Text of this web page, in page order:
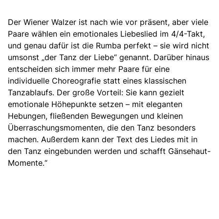
Der Wiener Walzer ist nach wie vor präsent, aber viele
Paare wählen ein emotionales Liebeslied im 4/4-Takt,
und genau dafür ist die Rumba perfekt – sie wird nicht
umsonst „der Tanz der Liebe“ genannt. Darüber hinaus
entscheiden sich immer mehr Paare für eine
individuelle Choreografie statt eines klassischen
Tanzablaufs. Der große Vorteil: Sie kann gezielt
emotionale Höhepunkte setzen – mit eleganten
Hebungen, fließenden Bewegungen und kleinen
Überraschungsmomenten, die den Tanz besonders
machen. Außerdem kann der Text des Liedes mit in
den Tanz eingebunden werden und schafft Gänsehaut-
Momente.“